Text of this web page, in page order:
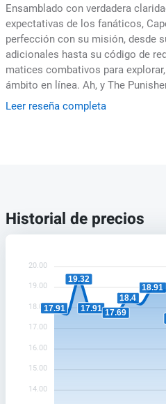
Ensamblado con verdadera
expectativas de los fanáticos,
perfección con su misión, desde
adicionales hasta su código de
matices combativos para
ámbito en línea. Ah, y The
Leer reseña completa
Historial de precios
20.00
19.00
18.00
17.00
16.00
15.00
14.00
17.91
19.32
17.91 17.69
18.4
18.91